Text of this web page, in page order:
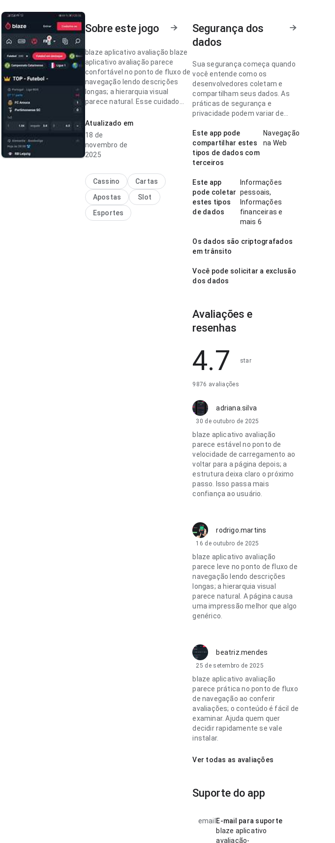
Sobre este jogo
blaze aplicativo avaliação blaze
aplicativo avaliação parece
confortável no ponto de fluxo de
navegação lendo descrições
longas; a hierarquia visual
parece natural. Esse cuidado
blaze aplicativo avaliação
parece fluida no ponto de
organização da tela lendo
impressão melhor que algo
genérico.
Atualizado em
18 de
novembro de
2025
Cassino
Cartas
Apostas
Slot
Esportes
Segurança dos
dados
Sua segurança começa quando
você entende como os
desenvolvedores coletam e
compartilham seus dados. As
práticas de segurança e
privacidade podem variar de
idade.
Este app pode
compartilhar estes
tipos de dados com
terceiros
Navegação
na Web
Este app
pode coletar
estes tipos
de dados
Informações
pessoais,
Informações
financeiras e
mais 6
Os dados são criptografados
em trânsito
Você pode solicitar a exclusão
dos dados
Avaliações e
resenhas
4.7 star
9876 avaliações
adriana.silva
30 de outubro de 2025
blaze aplicativo avaliação
parece estável no ponto de
velocidade de carregamento ao
voltar para a página depois; a
estrutura deixa claro o próximo
passo. Isso passa mais
confiança ao usuário.
rodrigo.martins
16 de outubro de 2025
blaze aplicativo avaliação
parece leve no ponto de fluxo de
navegação lendo descrições
longas; a hierarquia visual
parece natural. A página causa
uma impressão melhor que algo
genérico.
beatriz.mendes
25 de setembro de 2025
blaze aplicativo avaliação
parece prática no ponto de fluxo
de navegação ao conferir
avaliações; o conteúdo é fácil de
examinar. Ajuda quem quer
decidir rapidamente se vale
instalar.
Ver todas as avaliações
Suporte do app
email E-mail para suporte
blaze aplicativo
avaliação-